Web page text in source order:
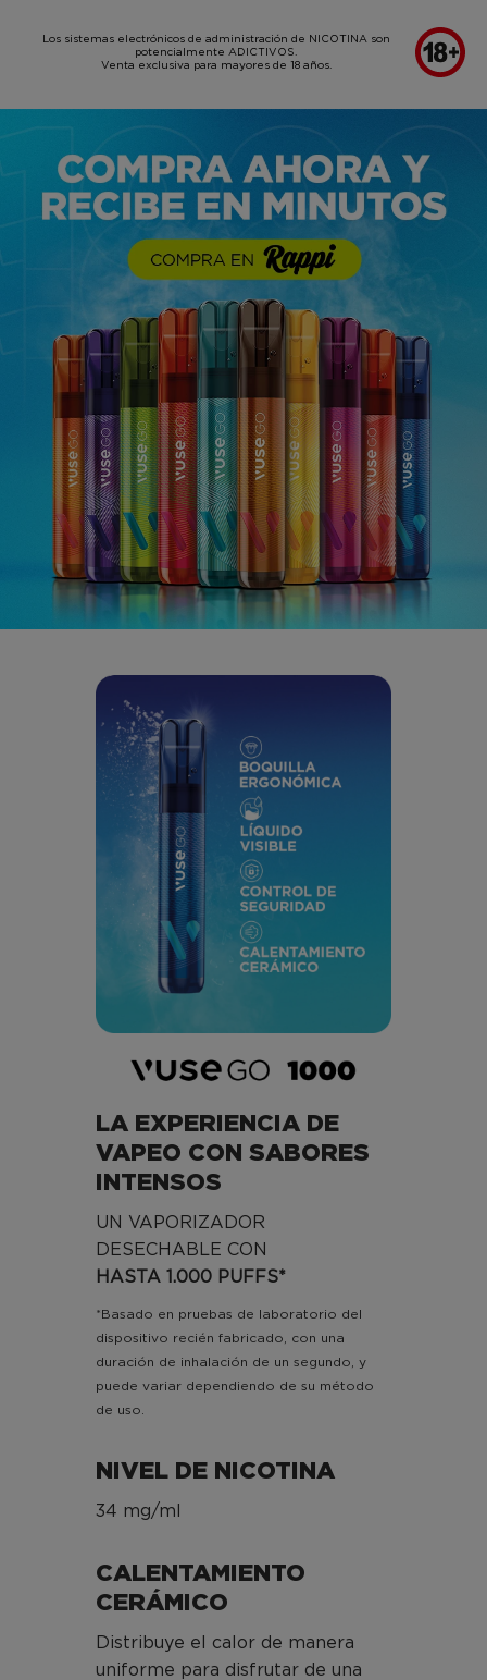
LA EXPERIENCIA DE
VAPEO CON SABORES
INTENSOS
UN VAPORIZADOR
DESECHABLE CON
HASTA 1.000 PUFFS*
*Basado en pruebas de laboratorio del
dispositivo recién fabricado, con una
duración de inhalación de un segundo, y
puede variar dependiendo de su método
de uso.
NIVEL DE NICOTINA
34 mg/ml
CALENTAMIENTO
CERÁMICO
Distribuye el calor de manera
uniforme para disfrutar de una
Los sistemas electrónicos de administración de NICOTINA son
potencialmente ADICTIVOS.
Venta exclusiva para mayores de 18 años.